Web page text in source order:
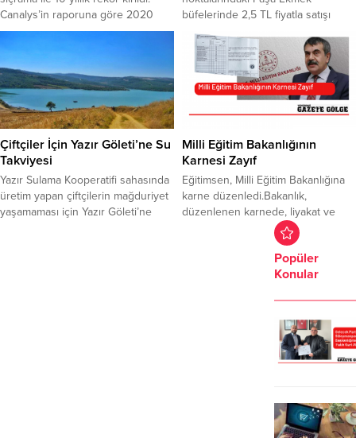
Canalys’in raporuna göre 2020
yılının üçüncü çeyreğinde kişisel
aynı dönemine kıyasla %13 artarak
79,2 milyon adet olarak gerçekleşti.
Bu sayı, 2010 yılından itibaren
herhangi bir üçüncü çeyrekte
gerçekleşen en yüksek satış
anlamına geliyor. Bu alanda lider...
büfelerinde 2,5 TL fiyatla satışı
yapılan ekmeğin, 1 Haziran 2023
tarihine kadar aynı fiyattan
satılmaya devam etmesi için
Tekirdağ Fırıncılar Derneği ile
mutabakat sağladıklarını müjdeledi.
Süleymanpaşa Belediye
muhtelif noktalarındaki
Paşa Ekmekbüfelerinde 2,5 TL
fiyatla satışı yapılan ekmeğin, 1...
Çiftçiler İçin Yazır Göleti’ne Su
Takviyesi
Yazır Sulama Kooperatifi sahasında
üretim yapan çiftçilerin mağduriyet
yaşamaması için Yazır Göleti’ne
Milli Eğitim Bakanlığının
Karnesi Zayıf
Eğitimsen, Milli Eğitim Bakanlığına
karne düzenledi.Bakanlık,
düzenlenen karnede, liyakat ve
yeterlilik gibi konularda zayıf not
alırken, siyasi propaganda ve algı
yönetimi konularında pekiyi aldı.
Öğretmen görüşünde ise tarikat ve
verildi: “Tarikat ve cemaatlerle
bağını kopar, onlara hizmetten ve
hamililikten vazgeç.Bilime, fenne
Popüler
Konular